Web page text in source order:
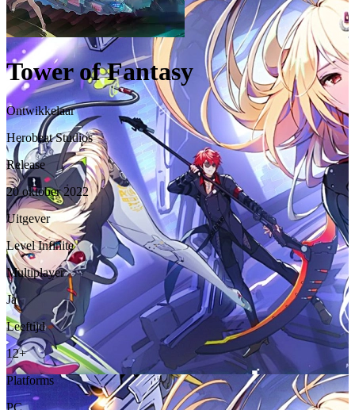
Tower of Fantasy
Ontwikkelaar
Herobeat Studios
Release
20 oktober 2022
Uitgever
Level Infinite
Multiplayer
Ja
Leeftijd
12+
Platforms
PC